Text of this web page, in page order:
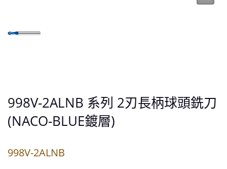
998V-2ALNB 系列 2刃長柄球頭銑刀
(NACO-BLUE鍍層)
998V-2ALNB